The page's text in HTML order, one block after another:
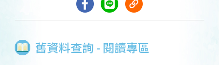
舊資料查詢 - 閱讀專區